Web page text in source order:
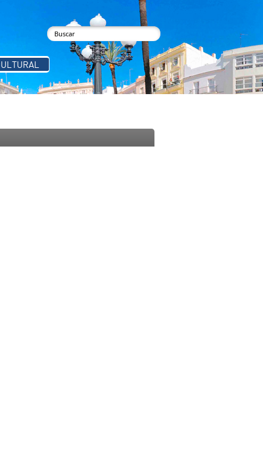
Formulario de búsqueda